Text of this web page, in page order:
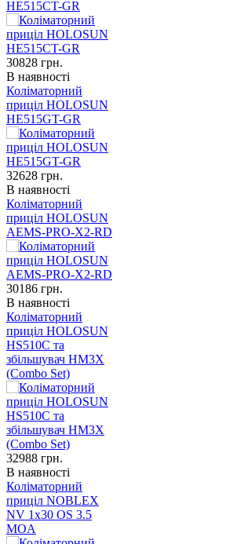
HE515CT-GR
30828 грн.
В наявності
Коліматорний
приціл HOLOSUN
HE515GT-GR
32628 грн.
В наявності
Коліматорний
приціл HOLOSUN
AEMS-PRO-X2-RD
30186 грн.
В наявності
Коліматорний
приціл HOLOSUN
HS510C та
збільшувач HM3X
(Combo Set)
32988 грн.
В наявності
Коліматорний
приціл NOBLEX
NV 1x30 OS 3.5
MOA